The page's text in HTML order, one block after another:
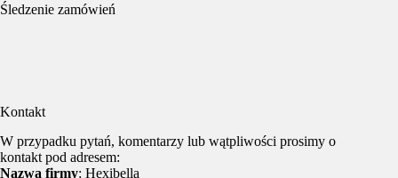
Śledzenie zamówień
Kontakt
W przypadku pytań, komentarzy lub wątpliwości prosimy o
kontakt pod adresem:
Nazwa firmy: Hexibella